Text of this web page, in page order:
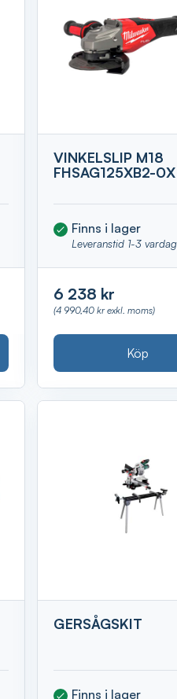
VINKELSLIP M18
FHSAG125XB2-0X
Finns i lager
Leveranstid 1-3
6 238 kr
(4 990,40 kr exkl. moms)
Köp
GERSÅGSKIT
Finns i lager